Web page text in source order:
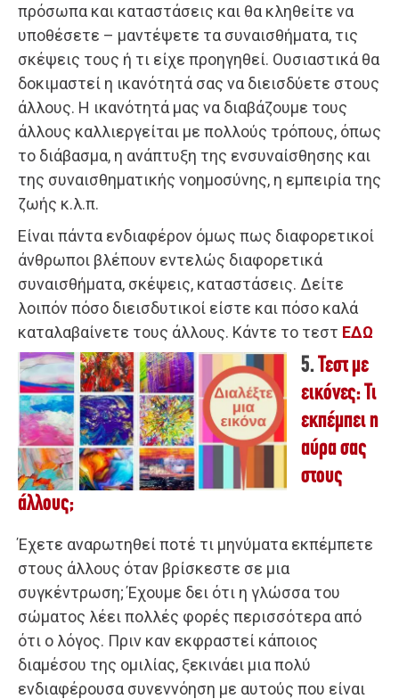
πρόσωπα και καταστάσεις και θα κληθείτε να
υποθέσετε – μαντέψετε τα συναισθήματα, τις
σκέψεις τους ή τι είχε προηγηθεί. Ουσιαστικά θα
δοκιμαστεί η ικανότητά σας να διεισδύετε στους
άλλους. Η ικανότητά μας να διαβάζουμε τους
άλλους καλλιεργείται με πολλούς τρόπους, όπως
το διάβασμα, η ανάπτυξη της ενσυναίσθησης και
της συναισθηματικής νοημοσύνης, η εμπειρία της
ζωής κ.λ.π.
Είναι πάντα ενδιαφέρον όμως πως διαφορετικοί
άνθρωποι βλέπουν εντελώς διαφορετικά
συναισθήματα, σκέψεις, καταστάσεις. Δείτε
λοιπόν πόσο διεισδυτικοί είστε και πόσο καλά
καταλαβαίνετε τους άλλους. Κάντε το τεστ ΕΔΩ
5.Τεστ με
εικόνες: Τι
εκπέμπει η
αύρα σας
στους
άλλους;
Έχετε αναρωτηθεί ποτέ τι μηνύματα εκπέμπετε
στους άλλους όταν βρίσκεστε σε μια
συγκέντρωση; Έχουμε δει ότι η γλώσσα του
σώματος λέει πολλές φορές περισσότερα από
ότι ο λόγος. Πριν καν εκφραστεί κάποιος
διαμέσου της ομιλίας, ξεκινάει μια πολύ
ενδιαφέρουσα συνεννόηση με αυτούς που είναι